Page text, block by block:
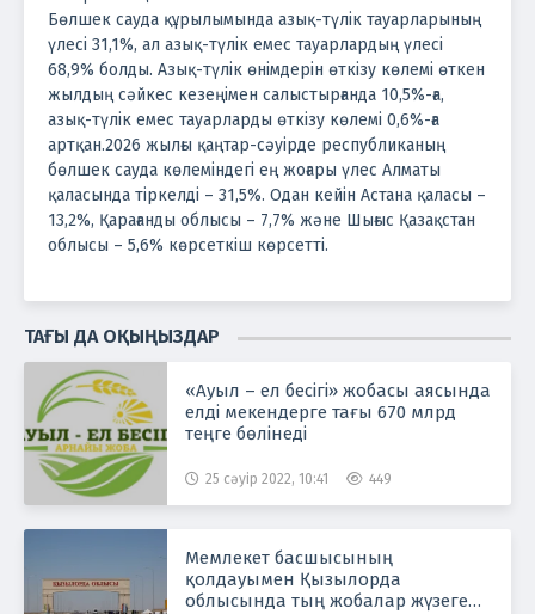
Бөлшек сауда құрылымында азық-түлік тауарларының
үлесі 31,1%, ал азық-түлік емес тауарлардың үлесі
68,9% болды. Азық-түлік өнімдерін өткізу көлемі өткен
жылдың сәйкес кезеңімен салыстырғанда 10,5%-ға,
азық-түлік емес тауарларды өткізу көлемі 0,6%-ға
артқан.2026 жылғы қаңтар-сәуірде республиканың
бөлшек сауда көлеміндегі ең жоғары үлес Алматы
қаласында тіркелді – 31,5%. Одан кейін Астана қаласы –
13,2%, Қарағанды облысы – 7,7% және Шығыс Қазақстан
облысы – 5,6% көрсеткіш көрсетті.
ТАҒЫ ДА ОҚЫҢЫЗДАР
«Ауыл – ел бесігі» жобасы аясында
елді мекендерге тағы 670 млрд
теңге бөлінеді
25 сәуір 2022, 10:41 449
Мемлекет басшысының
қолдауымен Қызылорда
облысында тың жобалар жүзеге